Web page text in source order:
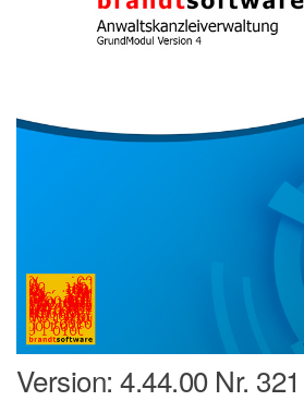
Version: 4.44.00 Nr.